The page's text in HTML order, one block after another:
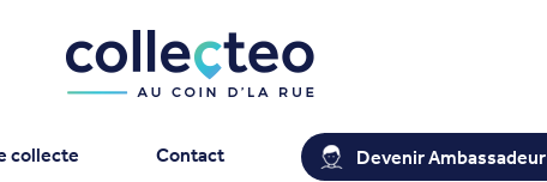
collecte Contact Devenir Ambassadeur